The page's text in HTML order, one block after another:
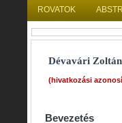
ROVATOK
Dévavári
(hivatkozási
Bevezetés